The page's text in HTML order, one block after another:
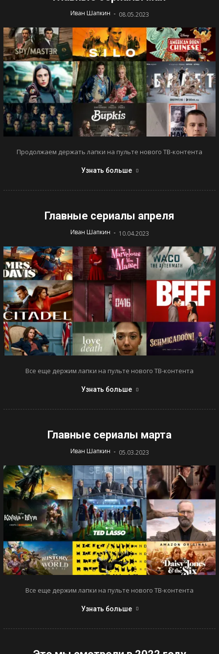
Иван Шапкин - 08.05.2023
Продолжаем держать лапки на пульте нового ТВ-контента
Узнать больше
Главные сериалы апреля
Иван Шапкин - 10.04.2023
Все еще держим лапки на пульте нового ТВ-контента
Узнать больше
Главные сериалы марта
Иван Шапкин - 05.03.2023
Все еще держим лапки на пульте нового ТВ-контента
Узнать больше